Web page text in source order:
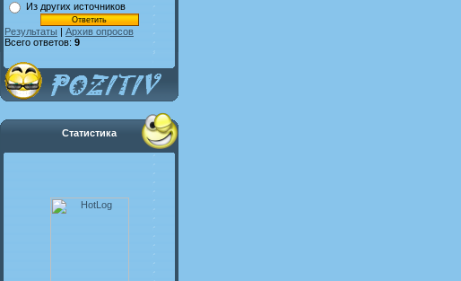
Из других источников
Результаты | Архив опросов
Всего ответов: 9
Статистика